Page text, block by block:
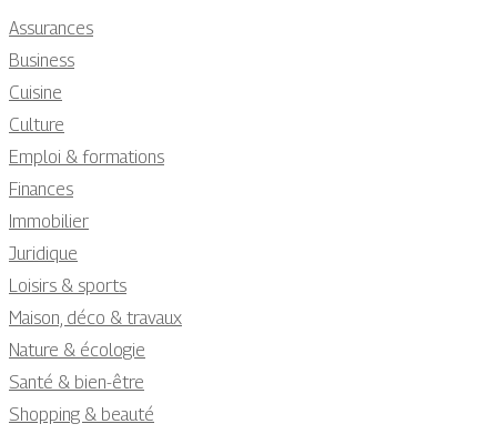
Assurances
Business
Cuisine
Culture
Emploi & formations
Finances
Immobilier
Juridique
Loisirs & sports
Maison, déco & travaux
Nature & écologie
Santé & bien-être
Shopping & beauté